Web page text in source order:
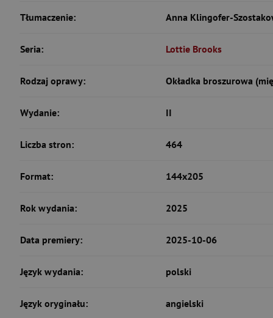
Tłumaczenie: Anna Klingofer-
Seria: Lottie Brooks
Rodzaj oprawy: Okładka broszurowa
Wydanie: II
Liczba stron: 464
Format: 144x205
Rok wydania: 2025
Data premiery: 2025-10-06
Język wydania: polski
Język oryginału: angielski